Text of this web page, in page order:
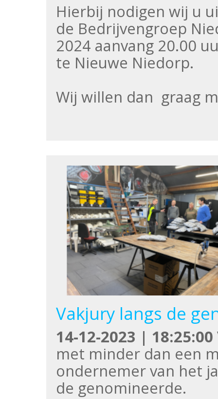
Hierbij nodigen wij u
de Bedrijvengroep
2024 aanvang 20.00
te Nieuwe Niedorp.
Wij willen dan graag
Vakjury langs de
14-12-2023 | 18:25:00
met minder dan een
ondernemer van het
de genomineerde.